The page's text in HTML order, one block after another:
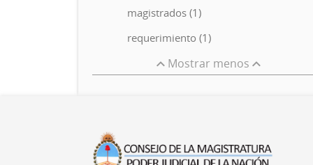
magistrados (1)
requerimiento (1)
Mostrar menos